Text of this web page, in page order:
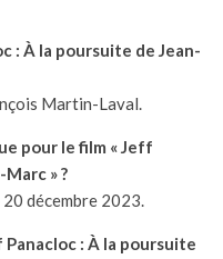
: À la poursuite de Jean-
Martin-Laval.
pour le film « Jeff
» ?
décembre 2023.
: À la poursuite